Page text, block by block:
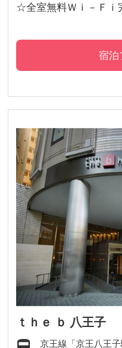
☆全室無料Ｗｉ－Ｆｉ
宿泊
ｔｈｅ ｂ 八王子
京王線「京王八王